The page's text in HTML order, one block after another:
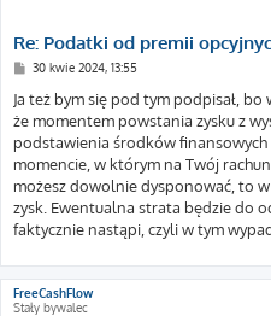
Re: Podatki od premii
P
s
t
30 kwie 2024, 13:55
Ja też bym się pod tym podpisał,
że momentem powstania zysku z
podstawienia środków
momencie, w którym na Twój
możesz dowolnie dysponować, to
zysk. Ewentualna strata będzie do
faktycznie nastąpi, czyli w tym
FreeCashFlow
Stały bywalec